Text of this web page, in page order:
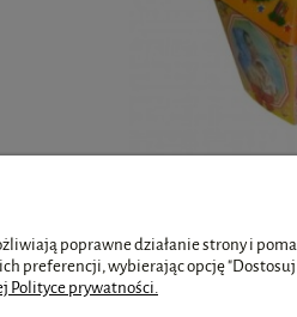
Moje konto
poprawne działanie strony i
preferencji, wybierając opcję "Dostosuj
Polityce prywatności.